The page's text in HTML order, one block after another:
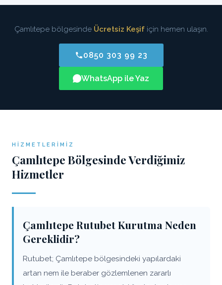
Çamlıtepe bölgesinde Ücretsiz Keşifiçin hemen ulaşın.
0850 303 99 23
WhatsApp ile Yaz
HIZMETLERIMIZ
Çamlıtepe Bölgesinde Verdiğimiz
Hizmetler
Çamlıtepe Rutubet Kurutma Neden
Gereklidir?
Rutubet; Çamlıtepe bölgesindeki yapılardaki
artan nem ile beraber gözlemlenen zararlı